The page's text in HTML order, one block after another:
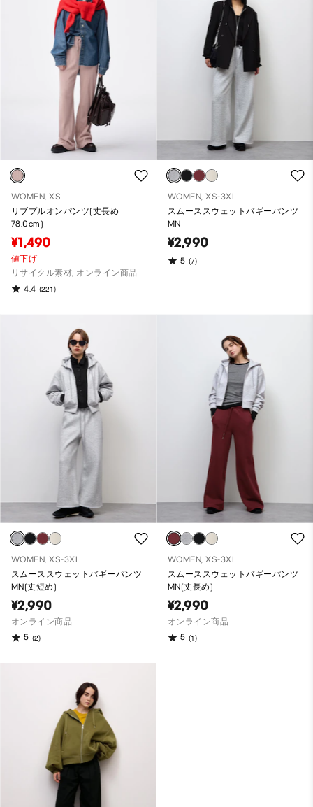
WOMEN, XS
リブプルオンパンツ(丈長め
78.0cm)
¥1,490
値下げ
リサイクル素材, オンライン商品
4.4 (221)
WOMEN, XS-3XL
スムーススウェットバギーパンツ
MN
¥2,990
5 (7)
WOMEN, XS-3XL
スムーススウェットバギーパンツ
MN(丈短め)
¥2,990
オンライン商品
5 (2)
WOMEN, XS-3XL
スムーススウェットバギーパンツ
MN(丈長め)
¥2,990
オンライン商品
5 (1)